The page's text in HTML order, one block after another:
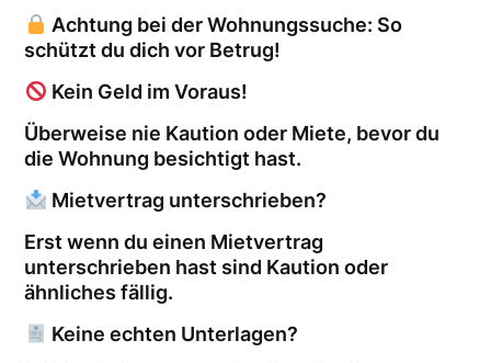
Achtung bei der Wohnungssuche: So
schützt du dich vor Betrug!
Kein Geld im Voraus!
Überweise nie Kaution oder Miete, bevor du
die Wohnung besichtigt hast.
Mietvertrag unterschrieben?
Erst wenn du einen Mietvertrag
unterschrieben hast sind Kaution oder
ähnliches fällig.
Keine echten Unterlagen?